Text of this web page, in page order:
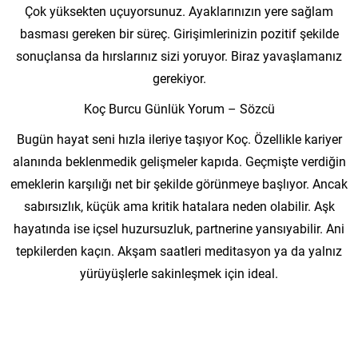
Çok yüksekten uçuyorsunuz. Ayaklarınızın yere sağlam
basması gereken bir süreç. Girişimlerinizin pozitif şekilde
sonuçlansa da hırslarınız sizi yoruyor. Biraz yavaşlamanız
gerekiyor.
Koç Burcu Günlük Yorum – Sözcü
Bugün hayat seni hızla ileriye taşıyor Koç. Özellikle kariyer
alanında beklenmedik gelişmeler kapıda. Geçmişte verdiğin
emeklerin karşılığı net bir şekilde görünmeye başlıyor. Ancak
sabırsızlık, küçük ama kritik hatalara neden olabilir. Aşk
hayatında ise içsel huzursuzluk, partnerine yansıyabilir. Ani
tepkilerden kaçın. Akşam saatleri meditasyon ya da yalnız
yürüyüşlerle sakinleşmek için ideal.